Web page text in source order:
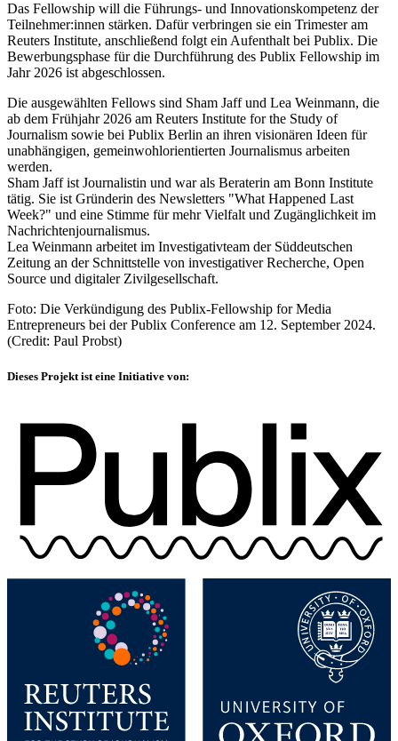
Das Fellowship will die Führungs- und Innovationskompetenz der
Teilnehmer:innen stärken. Dafür verbringen sie ein Trimester am
Reuters Institute, anschließend folgt ein Aufenthalt bei Publix. Die
Bewerbungsphase für die Durchführung des Publix Fellowship im
Jahr 2026 ist abgeschlossen.
Die ausgewählten Fellows sind Sham Jaff und Lea Weinmann, die
ab dem Frühjahr 2026 am Reuters Institute for the Study of
Journalism sowie bei Publix Berlin an ihren visionären Ideen für
unabhängigen, gemeinwohlorientierten Journalismus arbeiten
werden.
Sham Jaff ist Journalistin und war als Beraterin am Bonn Institute
tätig. Sie ist Gründerin des Newsletters "What Happened Last
Week?" und eine Stimme für mehr Vielfalt und Zugänglichkeit im
Nachrichtenjournalismus.
Lea Weinmann arbeitet im Investigativteam der Süddeutschen
Zeitung an der Schnittstelle von investigativer Recherche, Open
Source und digitaler Zivilgesellschaft.
Foto: Die Verkündigung des Publix-Fellowship for Media
Entrepreneurs bei der Publix Conference am 12. September 2024.
(Credit: Paul Probst)
Dieses Projekt ist eine Initiative von: